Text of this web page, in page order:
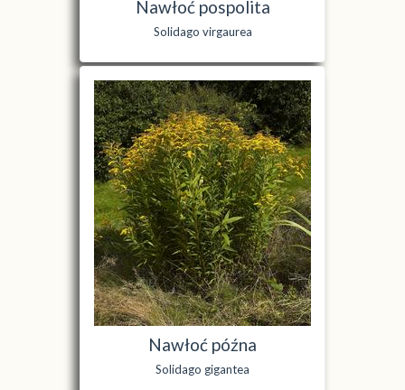
Nawłoć pospolita
Solidago virgaurea
Nawłoć późna
Solidago gigantea